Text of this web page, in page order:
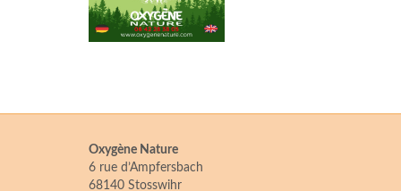
Oxygène Nature
6 rue d’Ampfersbach
68140 Stosswihr